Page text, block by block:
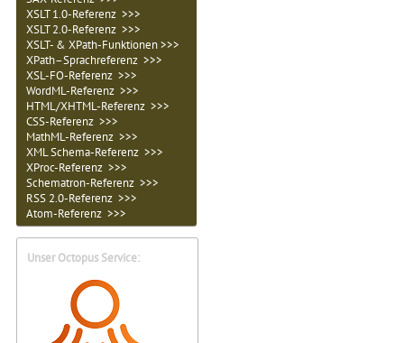
XSLT 1.0-Referenz >>>
XSLT 2.0-Referenz >>>
XSLT- & XPath-Funktionen >>>
XPath–Sprachreferenz >>>
XSL-FO-Referenz >>>
WordML-Referenz >>>
HTML/XHTML-Referenz >>>
CSS-Referenz >>>
MathML-Referenz >>>
XML Schema-Referenz >>>
XProc-Referenz >>>
Schematron-Referenz >>>
RSS 2.0-Referenz >>>
Atom-Referenz >>>
Unser Octopus Service: